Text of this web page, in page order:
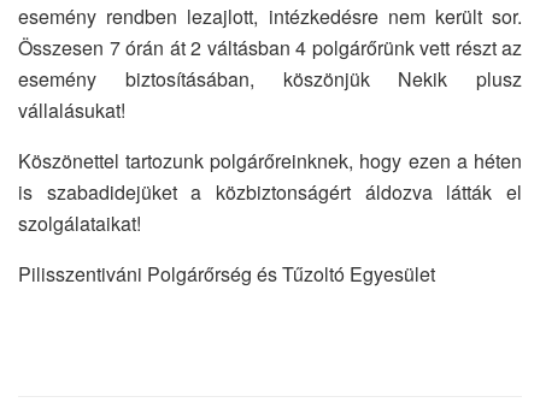
esemény rendben lezajlott, intézkedésre nem került sor.
Összesen 7 órán át 2 váltásban 4 polgárőrünk vett részt az
esemény biztosításában, köszönjük Nekik plusz
vállalásukat!
Köszönettel tartozunk polgárőreinknek, hogy ezen a héten
is szabadidejüket a közbiztonságért áldozva látták el
szolgálataikat!
Pilisszentiváni Polgárőrség és Tűzoltó Egyesület